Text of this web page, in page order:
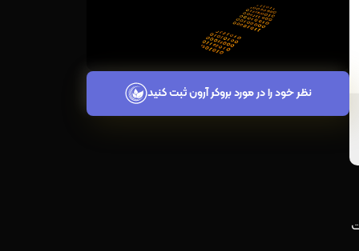
نظر خود را در مورد بروکر آرون ثبت کنید